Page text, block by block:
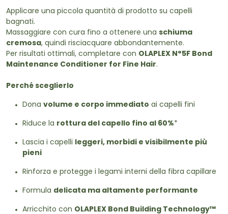
Applicare una piccola quantità di prodotto su capelli
bagnati.
Massaggiare con cura fino a ottenere una schiuma
cremosa, quindi risciacquare abbondantemente.
Per risultati ottimali, completare con OLAPLEX N°5F Bond
Maintenance Conditioner for Fine Hair.
Perché sceglierlo
Dona volume e corpo immediato ai capelli fini
Riduce la rottura del capello fino al 60%*
Lascia i capelli leggeri, morbidi e visibilmente più
pieni
Rinforza e protegge i legami interni della fibra capillare
Formula delicata ma altamente performante
Arricchito con OLAPLEX Bond Building Technology™